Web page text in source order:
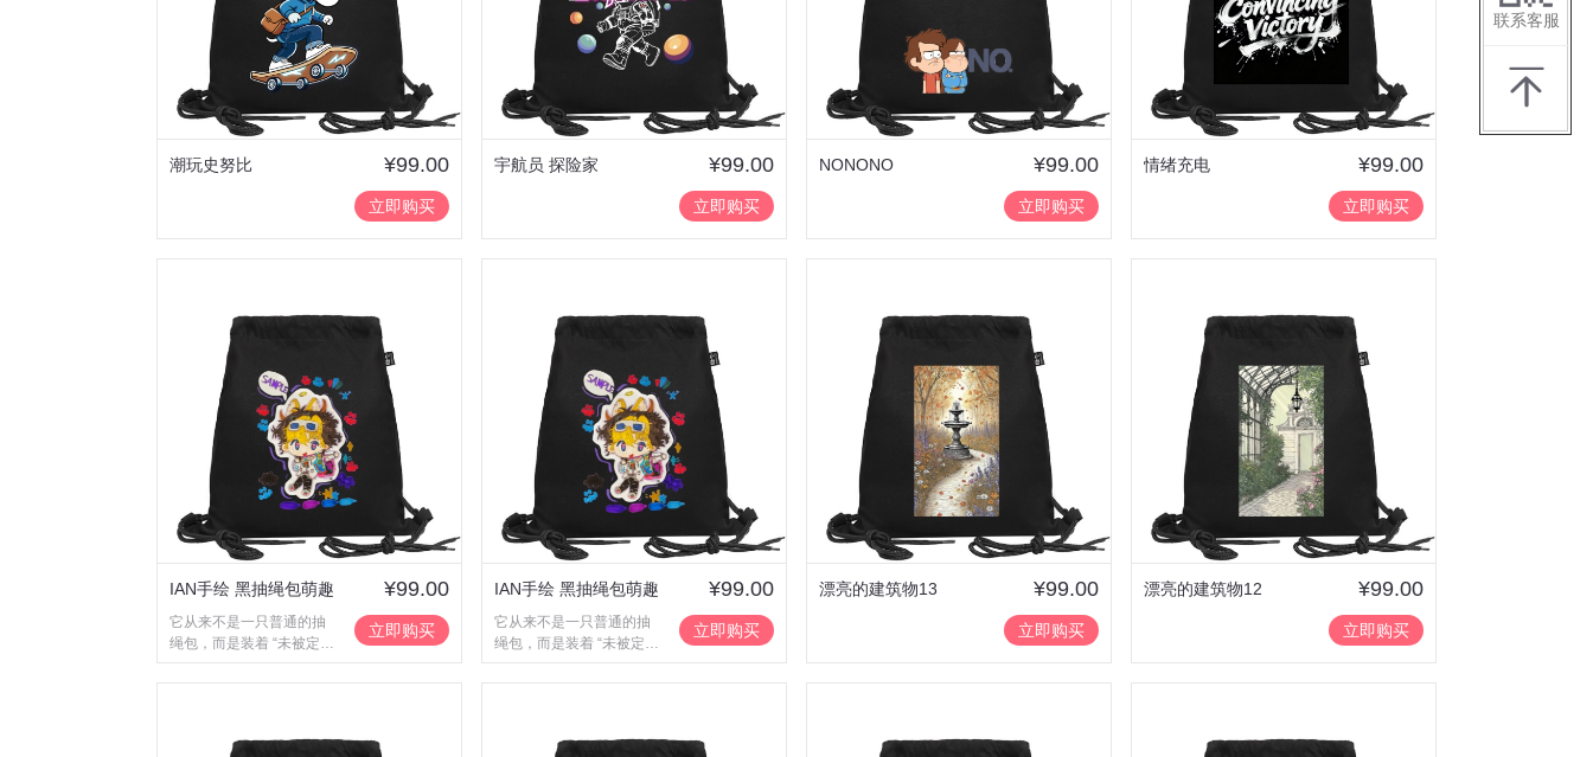
潮玩史努比 ¥99.00
立即购买
宇航员 探险家 ¥99.00
立即购买
NONONO ¥99.00
立即购买
情绪充电 ¥99.00
立即购买
IAN手绘 黑抽绳包萌趣
插画款
¥99.00
它从来不是一只普通的抽
绳包，而是装着 “未被定义
的美好”—— 对爸爸妈妈，
是我们小朋友成长的珍贵
立即购买
IAN手绘 黑抽绳包萌趣
插画款
¥99.00
它从来不是一只普通的抽
绳包，而是装着 “未被定义
的美好”—— 对爸爸妈妈，
是我们小朋友成长的珍贵
立即购买
漂亮的建筑物13 ¥99.00
立即购买
漂亮的建筑物12 ¥99.00
立即购买
联系客服